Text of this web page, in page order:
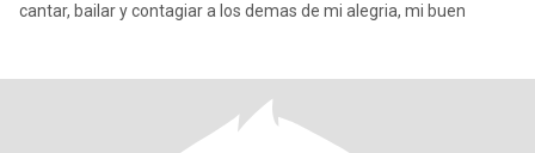
cantar, bailar y contagiar a los demas de mi alegria, mi buen